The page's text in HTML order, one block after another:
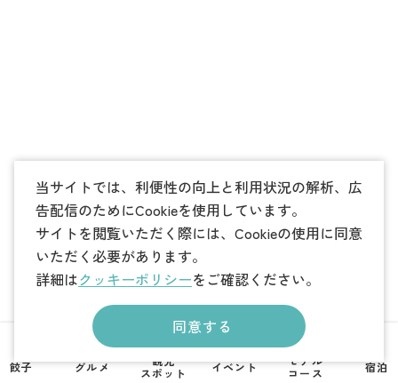
当サイトでは、利便性の向上と利用状況の解析、広
告配信のためにCookieを使用しています。
サイトを閲覧いただく際には、Cookieの使用に同意
いただく必要があります。
詳細はクッキーポリシーをご確認ください。
同意する